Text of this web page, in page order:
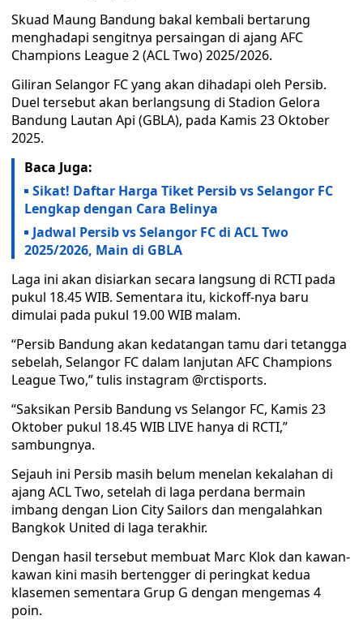
Skuad Maung Bandung bakal kembali bertarung
menghadapi sengitnya persaingan di ajang AFC
Champions League 2 (ACL Two) 2025/2026.
Giliran Selangor FC yang akan dihadapi oleh Persib.
Duel tersebut akan berlangsung di Stadion Gelora
Bandung Lautan Api (GBLA), pada Kamis 23 Oktober
2025.
Baca Juga:
Sikat! Daftar Harga Tiket Persib vs Selangor FC
Lengkap dengan Cara Belinya
Jadwal Persib vs Selangor FC di ACL Two
2025/2026, Main di GBLA
Laga ini akan disiarkan secara langsung di RCTI pada
pukul 18.45 WIB. Sementara itu, kickoff-nya baru
dimulai pada pukul 19.00 WIB malam.
“Persib Bandung akan kedatangan tamu dari tetangga
sebelah, Selangor FC dalam lanjutan AFC Champions
League Two,” tulis instagram @rctisports.
“Saksikan Persib Bandung vs Selangor FC, Kamis 23
Oktober pukul 18.45 WIB LIVE hanya di RCTI,”
sambungnya.
Sejauh ini Persib masih belum menelan kekalahan di
ajang ACL Two, setelah di laga perdana bermain
imbang dengan Lion City Sailors dan mengalahkan
Bangkok United di laga terakhir.
Dengan hasil tersebut membuat Marc Klok dan kawan-
kawan kini masih bertengger di peringkat kedua
klasemen sementara Grup G dengan mengemas 4
poin.